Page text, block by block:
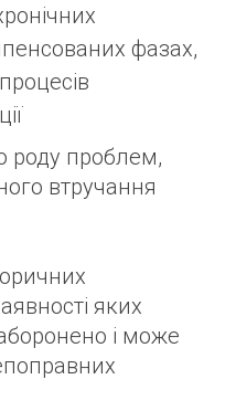
фазах,
роду проблем,
втручання
яких
і може